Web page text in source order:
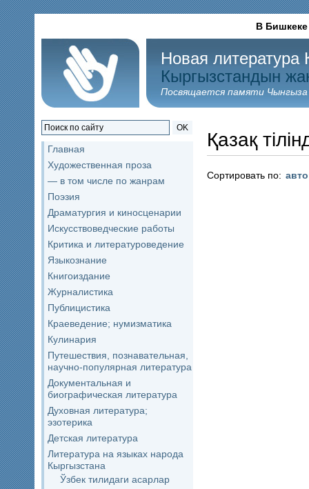
В Бишкеке
Новая литература
Кыргызстандын
Посвящается памяти
OK
Главная
Художественная проза
— в том числе по жанрам
Поэзия
Драматургия и киносценарии
Искусствоведческие работы
Критика и литературоведение
Языкознание
Книгоиздание
Журналистика
Публицистика
Краеведение; нумизматика
Кулинария
Путешествия, познавательная,
научно-популярная литература
Документальная и
биографическая литература
Духовная литература;
эзотерика
Детская литература
Литература на языках народа
Кыргызстана
Ўзбек тилидаги асарлар
Қазақ
Сортировать по: